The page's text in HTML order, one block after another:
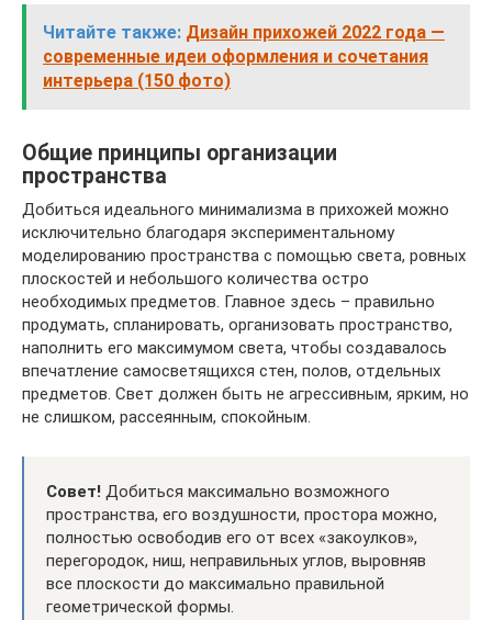
Читайте также: Дизайн прихожей 2022 года —
современные идеи оформления и сочетания
интерьера (150 фото)
Общие принципы организации
пространства
Добиться идеального минимализма в прихожей можно
исключительно благодаря экспериментальному
моделированию пространства с помощью света, ровных
плоскостей и небольшого количества остро
необходимых предметов. Главное здесь – правильно
продумать, спланировать, организовать пространство,
наполнить его максимумом света, чтобы создавалось
впечатление самосветящихся стен, полов, отдельных
предметов. Свет должен быть не агрессивным, ярким, но
не слишком, рассеянным, спокойным.
Совет! Добиться максимально возможного
пространства, его воздушности, простора можно,
полностью освободив его от всех «закоулков»,
перегородок, ниш, неправильных углов, выровняв
все плоскости до максимально правильной
геометрической формы.